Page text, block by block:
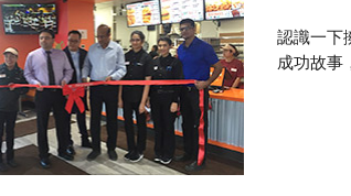
認識一下
成功故事